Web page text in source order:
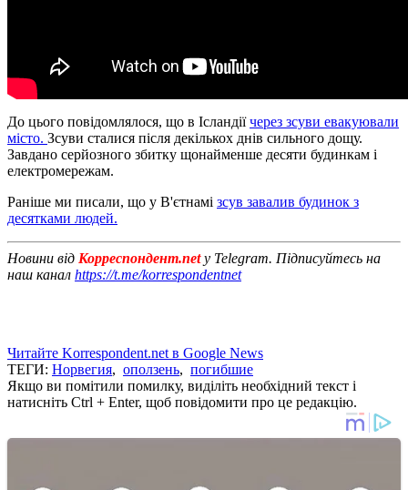
До цього повідомлялося, що в Ісландіїчерез зсуви евакуювали
місто. Зсуви сталися після декількох днів сильного дощу.
Завдано серйозного збитку щонайменше десяти будинкам і
електромережам.
Раніше ми писали, що у В'єтнамі зсув завалив будинок з
десятками людей.
Новини від Корреспондент.netу Telegram. Підписуйтесь на
наш канал https://t.me/korrespondentnet
Читайте Korrespondent.net в Google News
ТЕГИ: Норвегия, оползень, погибшие
Якщо ви помітили помилку, виділіть необхідний текст і
натисніть Ctrl + Enter, щоб повідомити про це редакцію.